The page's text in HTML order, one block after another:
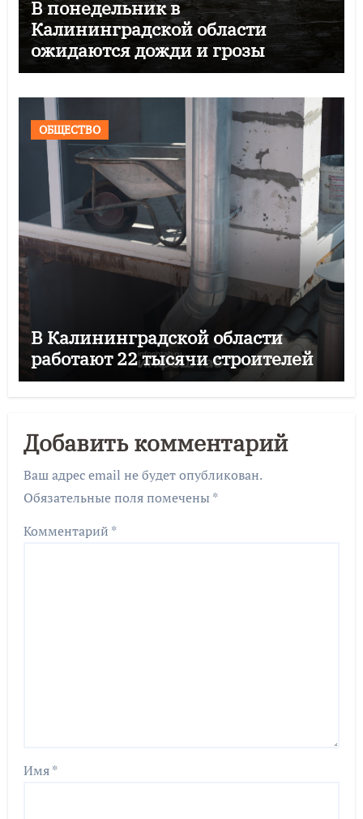
В понедельник в
Калининградской области
ожидаются дожди и грозы
ОБЩЕСТВО
В Калининградской области
работают 22 тысячи строителей
Добавить комментарий
Ваш адрес email не будет опубликован.
Обязательные поля помечены *
Комментарий *
Имя*